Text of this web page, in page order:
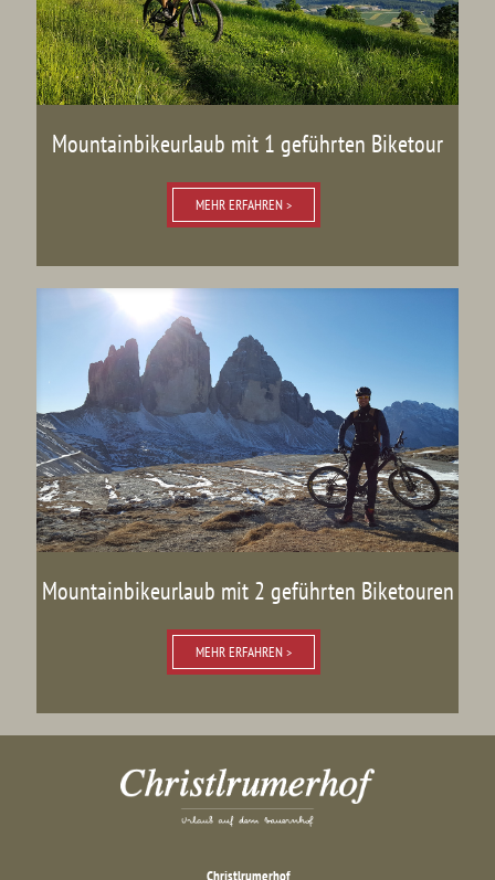
Mountainbikeurlaub mit 1 geführten Biketour
MEHR ERFAHREN >
Mountainbikeurlaub mit 2 geführten Biketouren
MEHR ERFAHREN >
Christlrumerhof